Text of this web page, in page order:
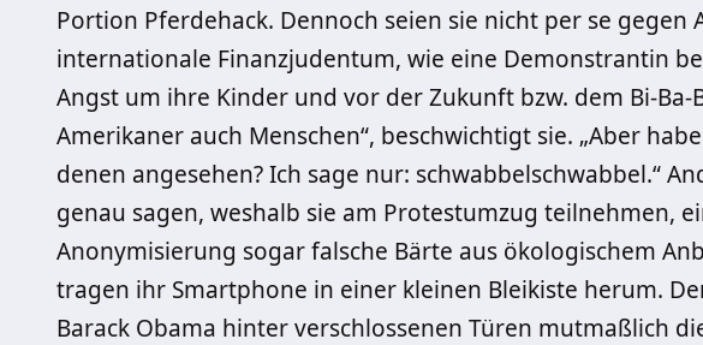
Portion Pferdehack. Dennoch seien sie nicht per se gegen
internationale Finanzjudentum, wie eine Demonstrantin
Angst um ihre Kinder und vor der Zukunft bzw. dem Bi-Ba-
Amerikaner auch Menschen“, beschwichtigt sie. „Aber
denen angesehen? Ich sage nur: schwabbelschwabbel.“
genau sagen, weshalb sie am Protestumzug teilnehmen,
Anonymisierung sogar falsche Bärte aus ökologischem
tragen ihr Smartphone in einer kleinen Bleikiste herum.
Barack Obama hinter verschlossenen Türen mutmaßlich